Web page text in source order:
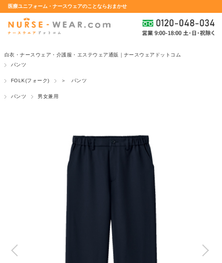
医療ユニフォーム・ナースウェアのことならおまかせ
白衣・ナースウェア・介護服・エステウェア通販｜ナースウェアドットコム
パンツ
FOLK(フォーク) ＞ パンツ
パンツ 男女兼用